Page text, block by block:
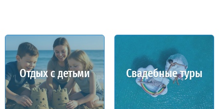
Отдых с детьми Свадебные туры